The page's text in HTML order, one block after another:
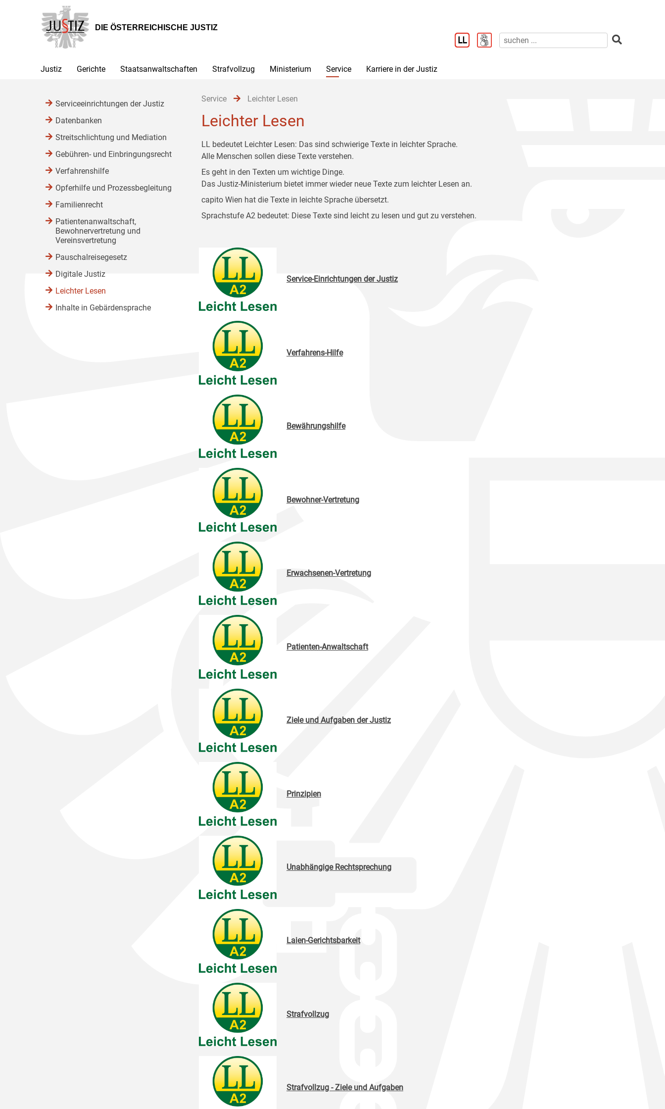
Hauptnavigation
[1]
Inhalt
[2]
Untermenü
[3]
DIE ÖSTERREICHISCHE JUSTIZ
Justiz Gerichte Staatsanwaltschaften Strafvollzug Ministerium Service Karriere in der Justiz
Service Leichter Lesen
Leichter Lesen
LL bedeutet Leichter Lesen: Das sind schwierige Texte in leichter Sprache.
Alle Menschen sollen diese Texte verstehen.
Es geht in den Texten um wichtige Dinge.
Das Justiz-Ministerium bietet immer wieder neue Texte zum leichter Lesen an.
capito Wien hat die Texte in leichte Sprache übersetzt.
Sprachstufe A2 bedeutet: Diese Texte sind leicht zu lesen und gut zu verstehen.
Service-Einrichtungen der Justiz
Verfahrens-Hilfe
Bewährungshilfe
Bewohner-Vertretung
Erwachsenen-Vertretung
Patienten-Anwaltschaft
Ziele und Aufgaben der Justiz
Prinzipien
Unabhängige Rechtsprechung
Laien-Gerichtsbarkeit
Strafvollzug
Strafvollzug - Ziele und Aufgaben
Serviceeinrichtungen der Justiz
Datenbanken
Streitschlichtung und Mediation
Gebühren- und Einbringungsrecht
Verfahrenshilfe
Opferhilfe und Prozessbegleitung
Familienrecht
Patientenanwaltschaft,
Bewohnervertretung und
Vereinsvertretung
Pauschalreisegesetz
Digitale Justiz
Leichter Lesen
Inhalte in Gebärdensprache